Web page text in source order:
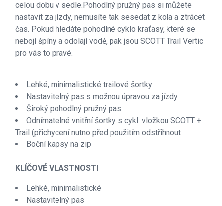
celou dobu v sedle.Pohodlný pružný pas si můžete
nastavit za jízdy, nemusíte tak sesedat z kola a ztrácet
čas. Pokud hledáte pohodlné cyklo kraťasy, které se
nebojí špíny a odolají vodě, pak jsou SCOTT Trail Vertic
pro vás to pravé.
Lehké, minimalistické trailové šortky
Nastavitelný pas s možnou úpravou za jízdy
Široký pohodlný pružný pas
Odnímatelné vnitřní šortky s cykl. vložkou SCOTT +
Trail (přichycení nutno před použitím odstřihnout
Boční kapsy na zip
KLÍČOVÉ VLASTNOSTI
Lehké, minimalistické
Nastavitelný pas